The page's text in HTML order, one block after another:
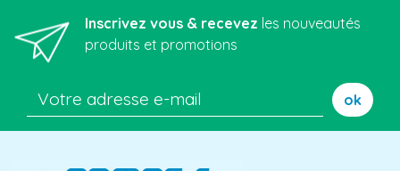
Inscrivez vous & recevez les nouveautés
produits et promotions
ok